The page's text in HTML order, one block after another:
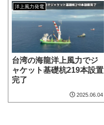
洋上風力発電
台湾の海龍洋上風力でジ
ャケット基礎杭219本設置
完了
2025.06.04